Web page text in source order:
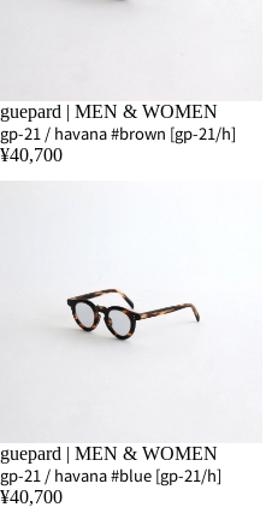
guepard | MEN & WOMEN
gp-21 / havana #brown [gp-21/h]
¥40,700
guepard | MEN & WOMEN
gp-21 / havana #blue [gp-21/h]
¥40,700